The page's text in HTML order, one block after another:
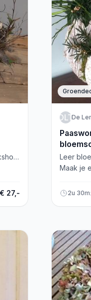
€ 27,-
DLTDe
Leer
Maak je
2u 30m